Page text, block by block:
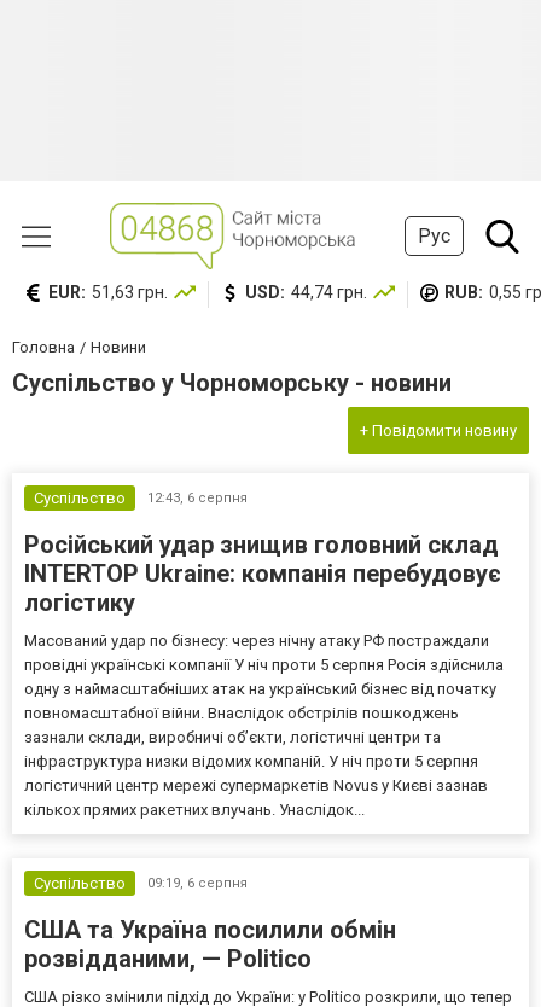
Рус
EUR: 51,63 грн. USD: 44,74 грн. RUB: 0,55
Головна Новини
Суспільство у Чорноморську - новини
+ Повідомити новину
Суспільство 12:43, 6 серпня
Російський удар знищив головний склад
INTERTOP Ukraine: компанія перебудовує
логістику
Масований удар по бізнесу: через нічну атаку РФ постраждали
провідні українські компанії У ніч проти 5 серпня Росія здійснила
одну з наймасштабніших атак на український бізнес від початку
повномасштабної війни. Внаслідок обстрілів пошкоджень
зазнали склади, виробничі об’єкти, логістичні центри та
інфраструктура низки відомих компаній. У ніч проти 5 серпня
логістичний центр мережі супермаркетів Novus у Києві зазнав
кількох прямих ракетних влучань. Унаслідок...
Суспільство 09:19, 6 серпня
США та Україна посилили обмін
розвідданими, — Politico
США різко змінили підхід до України: у Politico розкрили, що тепер